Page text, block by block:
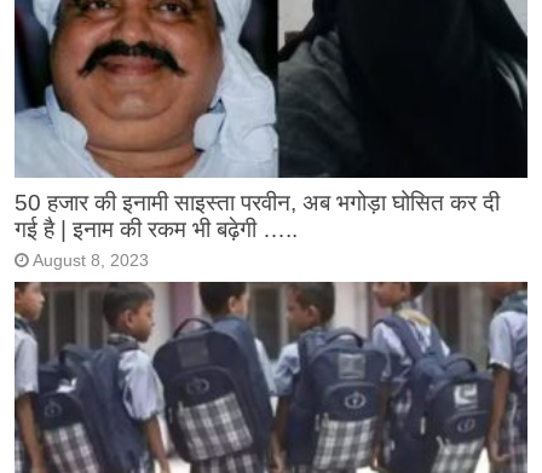
50 हजार की इनामी साइस्ता परवीन, अब भगोड़ा घोसित कर दी
गई है | इनाम की रकम भी बढ़ेगी …..
August 8, 2023